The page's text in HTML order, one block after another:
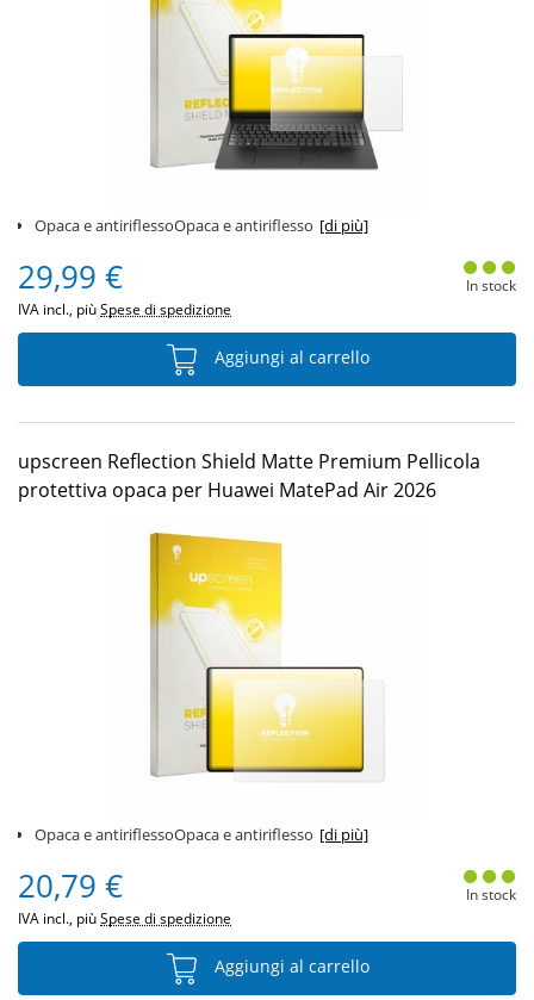
Opaca e antiriflessoOpaca e antiriflesso [di più]
29,99 €
IVA incl., piùSpese di spedizione
In stock
Aggiungi al carrello
upscreen Reflection Shield Matte Premium Pellicola
protettiva opaca per Huawei MatePad Air 2026
Opaca e antiriflessoOpaca e antiriflesso [di più]
20,79 €
IVA incl., piùSpese di spedizione
In stock
Aggiungi al carrello